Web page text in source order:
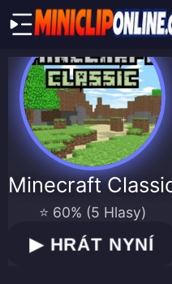
Minecraft
⭐ 60% (5 Hlasy)
▶HRÁT NYNÍ